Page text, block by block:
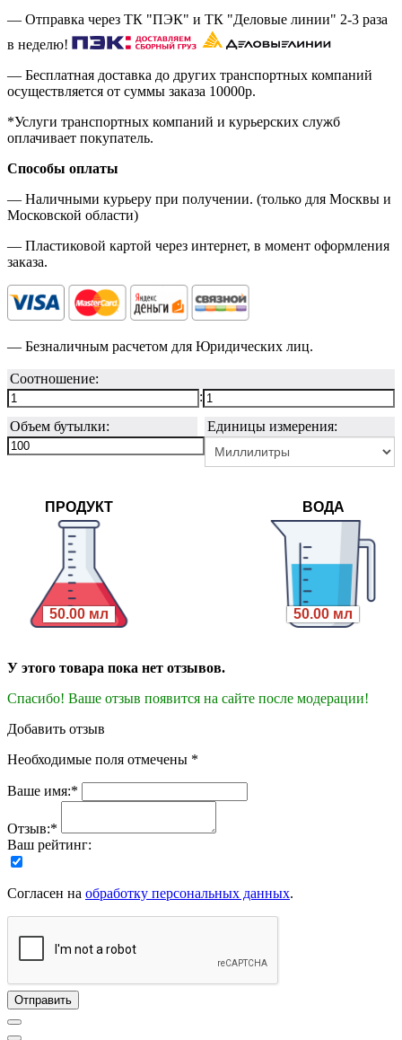
— Отправка через ТК "ПЭК" и ТК "Деловые линии" 2-3 раза
в неделю!
— Бесплатная доставка до других транспортных компаний
осуществляется от суммы заказа 10000р.
*Услуги транспортных компаний и курьерских служб
оплачивает покупатель.
Способы оплаты
— Наличными курьеру при получении. (только для Москвы и
Московской области)
— Пластиковой картой через интернет, в момент оформления
заказа.
— Безналичным расчетом для Юридических лиц.
Соотношение:
:
Объем бутылки:
Единицы измерения:
ПРОДУКТ
50.00 мл
ВОДА
50.00 мл
У этого товара пока нет отзывов.
Спасибо! Ваше отзыв появится на сайте после модерации!
Добавить отзыв
Необходимые поля отмечены *
Ваше имя:*
Отзыв:*
Ваш рейтинг:
Согласен на обработку персональных данных.